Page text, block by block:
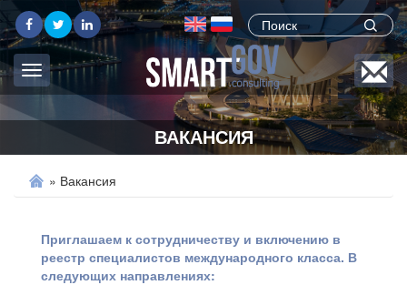
Search
form
Поиск
Toggle
navigation
Подписаться
на рассылку
О НАС
НАШИ УСЛУГИ
ГАЛЕРЕЯ
ВАКАНСИЯ
» Вакансия
Приглашаем к сотрудничеству и включению в
реестр специалистов международного класса. В
следующих направлениях: